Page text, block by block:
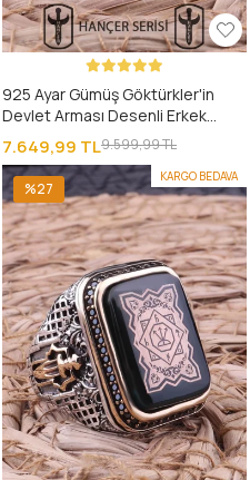
925 Ayar Gümüş Göktürkler'in
Devlet Arması Desenli Erkek
Yüzük
7.649,99 TL9.599,99 TL
KARGO BEDAVA
%27